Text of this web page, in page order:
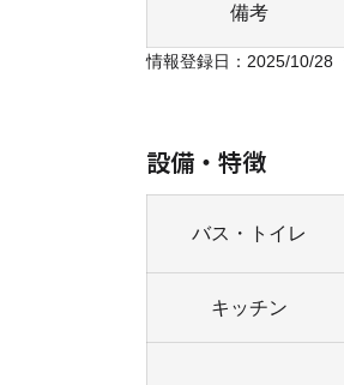
備考
情報登録日：2025/10/28
設備・特徴
バス・トイレ
キッチン